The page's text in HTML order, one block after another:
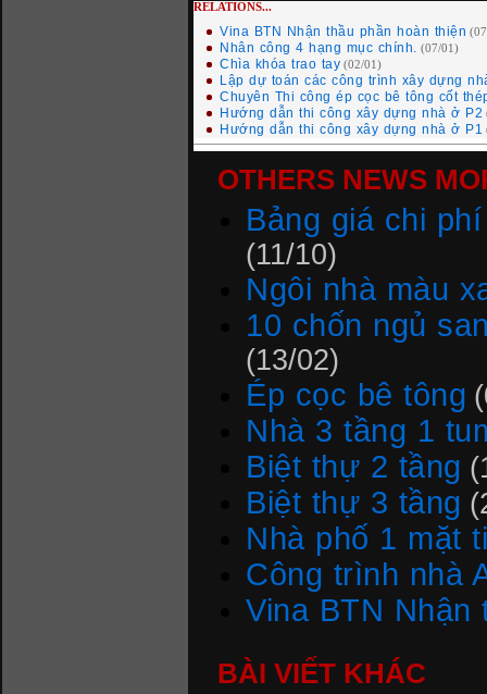
RELATIONS...
Vina BTN Nhận thầu phần hoàn thiện
Nhân công 4 hạng mục chính. (07/01)
Chìa khóa trao tay (02/01)
Lập dự toán các công trình xây dựng
Chuyên Thi công ép cọc bê tông cốt
Hướng dẫn thi công xây dựng nhà ở P2
Hướng dẫn thi công xây dựng nhà ở P1
OTHERS NEWS
Bảng giá chi
(11/10)
Ngôi nhà màu
10 chốn ngủ
(13/02)
Ép cọc bê tông
Nhà 3 tầng 1
Biệt thự 2 tầng
Biệt thự 3 tầng
Nhà phố 1 mặt
Công trình nhà
Vina BTN Nhận
BÀI VIẾT KHÁC